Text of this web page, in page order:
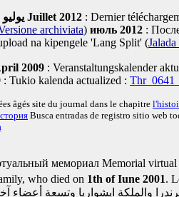
يوليو 2012 Juillet 2012 : Dernier
archiviata) июль 2012 :
na kipengele 'Lang Split' (
2009 : Veranstaltungskalender
: Tukio kalenda actualized :
âgés site du journal dans le chapitre
Busca entradas de registro sitio web
мемориал Memorial virtual
who died on 1th of Iune 2001.
والملكة ايشواريا وتسعة أعضاء